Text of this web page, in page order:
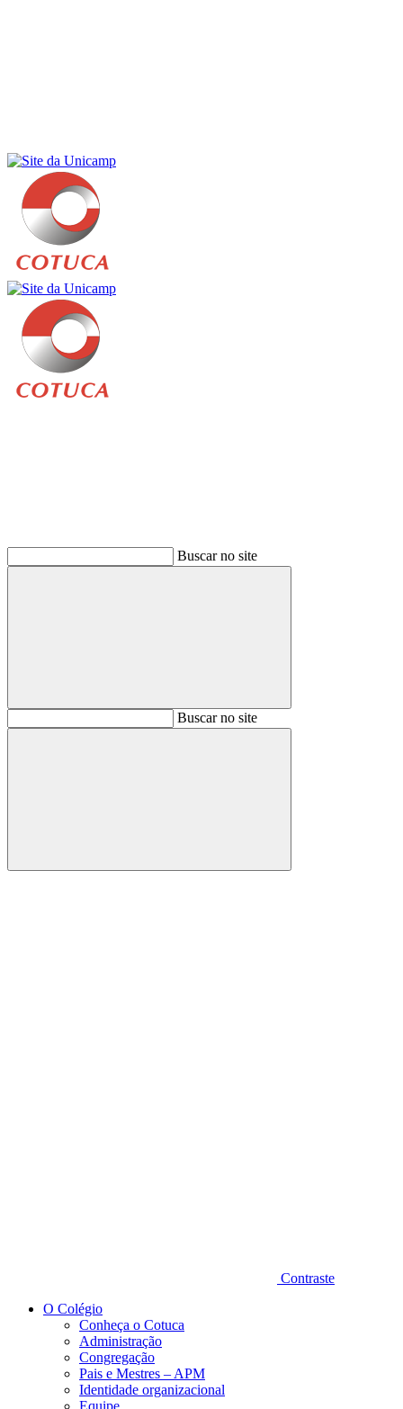
Buscar no site
BuscarBuscar no site
Buscar
Contraste
O Colégio
Conheça o Cotuca
Administração
Congregação
Pais e Mestres – APM
Identidade organizacional
Equipe